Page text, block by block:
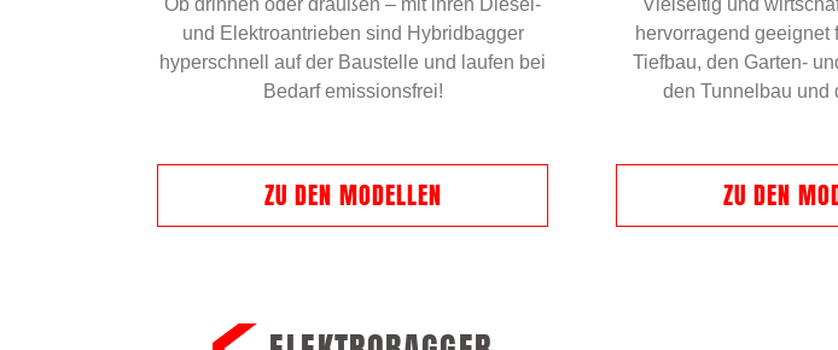
Ob drinnen oder draußen – mit ihren Diesel-
und Elektroantrieben sind Hybridbagger
hyperschnell auf der Baustelle und laufen bei
Bedarf emissionsfrei!
ZU DEN MODELLEN
Vielseitig und
hervorragend geeignet
Tiefbau, den Garten-
den Tunnelbau und
ZU DEN